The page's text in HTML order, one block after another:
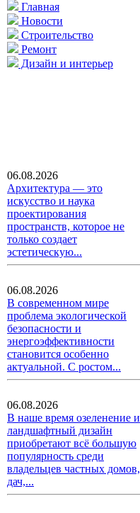
Главная
Новости
Строительство
Ремонт
Дизайн и интерьер
06.08.2026
Архитектура — это
искусство и наука
проектирования
пространств, которое не
только создает
эстетическую...
06.08.2026
В современном мире
проблема экологической
безопасности и
энергоэффективности
становится особенно
актуальной. С ростом...
06.08.2026
В наше время озеленение и
ландшафтный дизайн
приобретают всё большую
популярность среди
владельцев частных домов,
дач,...